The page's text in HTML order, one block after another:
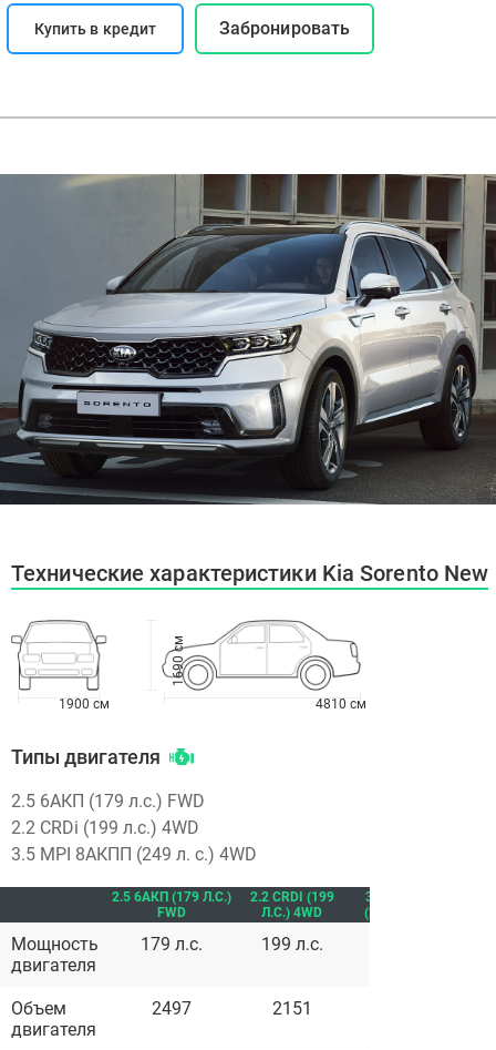
Купить в кредит Забронировать
Технические характеристики Kia Sorento New
1900 см
1690 см
4810 см
Типы двигателя
2.5 6АКП (179 л.с.) FWD
2.2 CRDi (199 л.с.) 4WD
3.5 MPI 8АКПП (249 л. c.) 4WD
2.5 6АКП (179 Л.С.)
FWD
2.2 CRDI (199
Л.С.) 4WD
3.5 MPI 8АКПП
(249 Л. C.) 4WD
Мощность
двигателя
179 л.с. 199 л.с.
Объем
двигателя
2497 2151